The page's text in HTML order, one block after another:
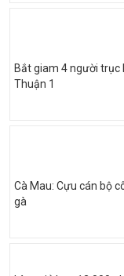
Bắt giam 4 người trục
Thuận 1
Cà Mau: Cựu cán bộ
gà